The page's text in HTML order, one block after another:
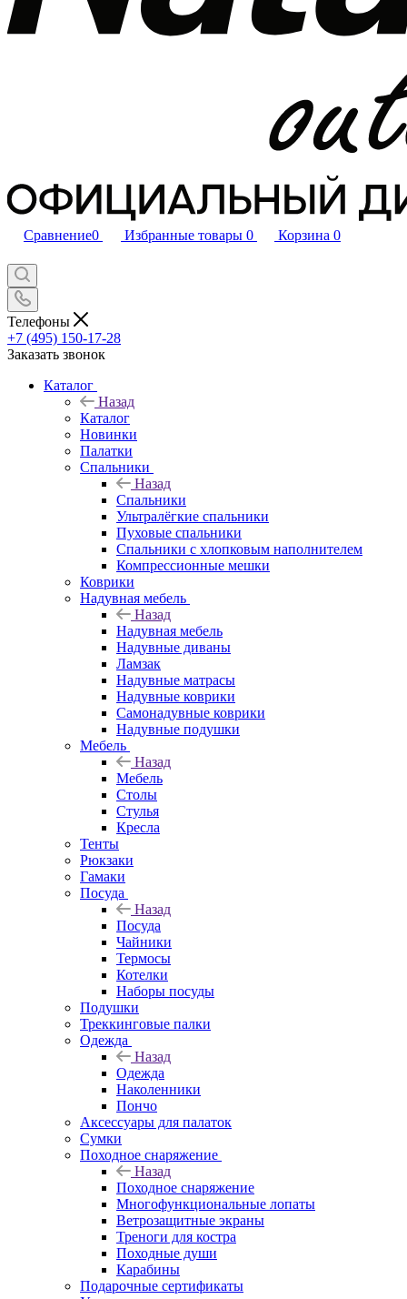
Сравнение0 Избранные товары 0 Корзина 0
Телефоны
+7 (495) 150-17-28
Заказать звонок
Каталог
Назад
Каталог
Новинки
Палатки
Спальники
Назад
Спальники
Ультралёгкие спальники
Пуховые спальники
Спальники с хлопковым наполнителем
Компрессионные мешки
Коврики
Надувная мебель
Назад
Надувная мебель
Надувные диваны
Ламзак
Надувные матрасы
Надувные коврики
Самонадувные коврики
Надувные подушки
Мебель
Назад
Мебель
Столы
Стулья
Кресла
Тенты
Рюкзаки
Гамаки
Посуда
Назад
Посуда
Чайники
Термосы
Котелки
Наборы посуды
Подушки
Треккинговые палки
Одежда
Назад
Одежда
Наколенники
Пончо
Аксессуары для палаток
Сумки
Походное снаряжение
Назад
Походное снаряжение
Многофункциональные лопаты
Ветрозащитные экраны
Треноги для костра
Походные души
Карабины
Подарочные сертификаты